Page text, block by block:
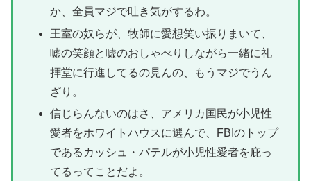
か、全員マジで吐き気がするわ。
王室の奴らが、牧師に愛想笑い振りまいて、
嘘の笑顔と嘘のおしゃべりしながら一緒に礼
拝堂に行進してるの見んの、もうマジでうん
ざり。
信じらんないのはさ、アメリカ国民が小児性
愛者をホワイトハウスに選んで、FBIのトップ
であるカッシュ・パテルが小児性愛者を庇っ
てるってことだよ。